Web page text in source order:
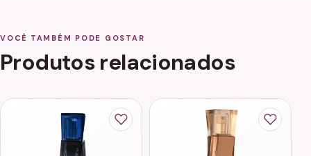
VOCÊ TAMBÉM PODE GOSTAR
Produtos relacionados